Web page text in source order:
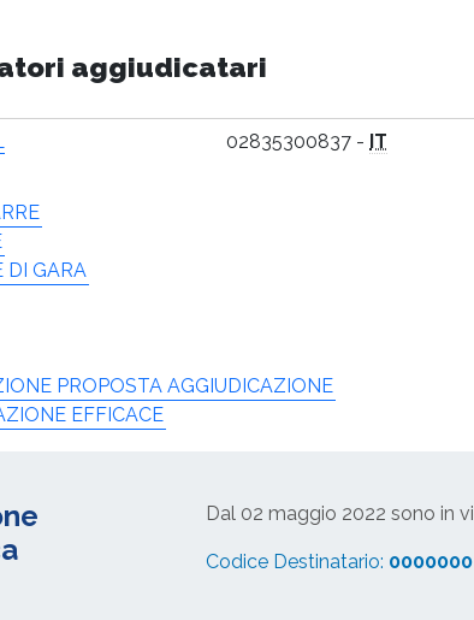
aggiudicatari
02835300837 - IT
DI GARA
PROPOSTA AGGIUDICAZIONE
EFFICACE
Dal 02 maggio 2022 sono in
Codice Destinatario: 0000000